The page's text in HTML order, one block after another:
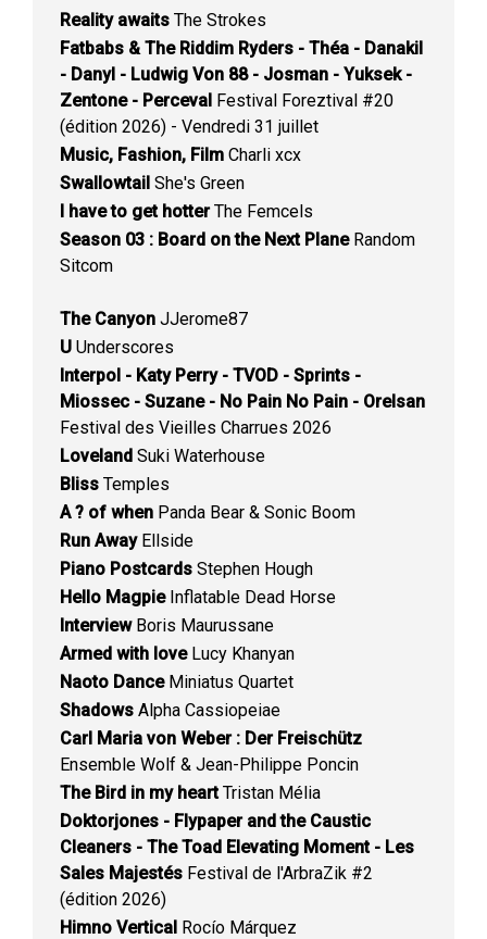
Reality awaits The Strokes
Fatbabs & The Riddim Ryders - Théa - Danakil
- Danyl - Ludwig Von 88 - Josman - Yuksek -
Zentone - Perceval Festival Foreztival #20
(édition 2026) - Vendredi 31 juillet
Music, Fashion, Film Charli xcx
Swallowtail She's Green
I have to get hotterThe Femcels
Season 03 : Board on the Next PlaneRandom
Sitcom
The Canyon JJerome87
U Underscores
Interpol - Katy Perry - TVOD - Sprints -
Miossec - Suzane - No Pain No Pain - Orelsan
Festival des Vieilles Charrues 2026
Loveland Suki Waterhouse
Bliss Temples
A ? of when Panda Bear & Sonic Boom
Run AwayEllside
Piano Postcards Stephen Hough
Hello MagpieInflatable Dead Horse
InterviewBoris Maurussane
Armed with loveLucy Khanyan
Naoto DanceMiniatus Quartet
Shadows Alpha Cassiopeiae
Carl Maria von Weber : Der Freischütz
Ensemble Wolf & Jean-Philippe Poncin
The Bird in my heartTristan Mélia
Doktorjones - Flypaper and the Caustic
Cleaners - The Toad Elevating Moment - Les
Sales Majestés Festival de l'ArbraZik #2
(édition 2026)
Himno Vertical Rocío Márquez